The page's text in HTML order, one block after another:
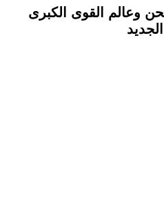
- ( 27 ) - نحن وعالم القوى الكبرى